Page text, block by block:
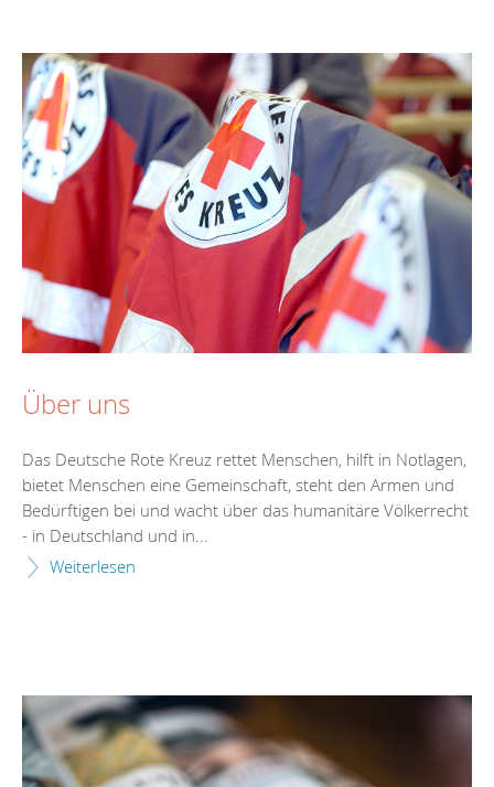
Über uns
Das Deutsche Rote Kreuz rettet Menschen, hilft in Notlagen,
bietet Menschen eine Gemeinschaft, steht den Armen und
Bedürftigen bei und wacht über das humanitäre Völkerrecht
- in Deutschland und in...
Weiterlesen